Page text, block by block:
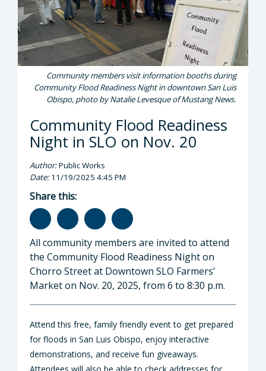
Community members visit information booths during
Community Flood Readiness Night in downtown San Luis
Obispo, photo by Natalie Levesque of Mustang News.
Community Flood Readiness
Night in SLO on Nov. 20
Author:Public Works
Date:11/19/2025 4:45 PM
Share this:
All community members are invited to attend
the Community Flood Readiness Night on
Chorro Street at Downtown SLO Farmers’
Market on Nov. 20, 2025, from 6 to 8:30 p.m.
Attend this free, family friendly event to get prepared
for floods in San Luis Obispo, enjoy interactive
demonstrations, and receive fun giveaways.
Attendees will also be able to check addresses for